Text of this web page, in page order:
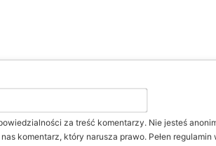
Twój
za treść komentarzy. Nie jesteś
komentarz, który narusza prawo. Pełen regulamin